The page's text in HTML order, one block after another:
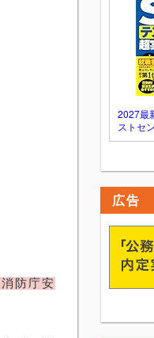
防庁安
2027最
ストセ
広告